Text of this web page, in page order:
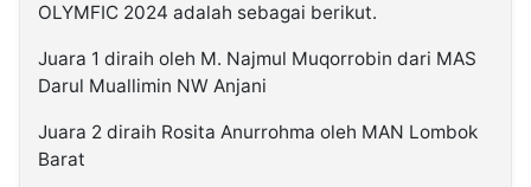
OLYMFIC 2024 adalah sebagai berikut.
Juara 1 diraih oleh M. Najmul Muqorrobin dari MAS
Darul Muallimin NW Anjani
Juara 2 diraih Rosita Anurrohma oleh MAN Lombok
Barat